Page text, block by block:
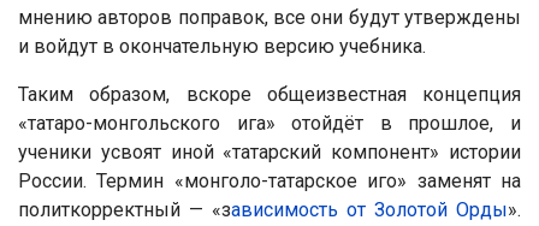
мнению авторов поправок, все они будут утверждены
и войдут в окончательную версию учебника.
Таким образом, вскоре общеизвестная концепция
«татаро-монгольского ига» отойдёт в прошлое, и
ученики усвоят иной «татарский компонент» истории
России. Термин «монголо-татарское иго» заменят на
политкорректный — «зависимость от Золотой Орды».